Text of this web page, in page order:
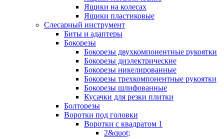
Ящики на колесах
Ящики пластиковые
Слесарный инструмент
Биты и адаптеры
Бокорезы
Бокорезы двухкомпонентные рукоятки
Бокорезы диэлектрические
Бокорезы никелированные
Бокорезы трехкомпонентные рукоятки
Бокорезы шлифованные
Кусачки для резки плитки
Болторезы
Воротки под головки
Воротки с квадратом 1
2&quot;